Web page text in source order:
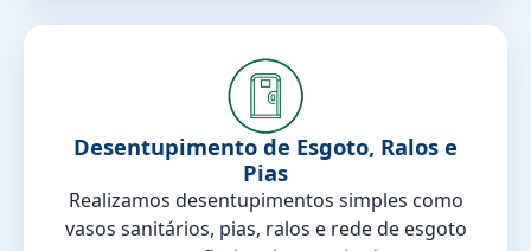
Desentupimento de Esgoto, Ralos e
Pias
Realizamos desentupimentos simples como
vasos sanitários, pias, ralos e rede de esgoto